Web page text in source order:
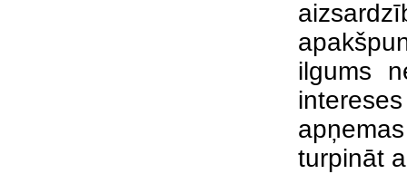
ilgums
turpināt